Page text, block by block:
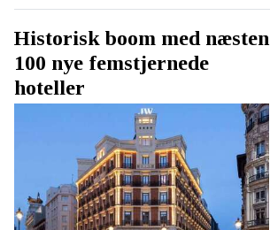
Historisk boom med næsten
100 nye femstjernede
hoteller